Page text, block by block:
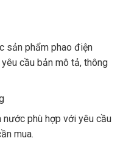
sản phẩm phao điện
cầu bản mô tả, thông
phù hợp với yêu cầu
mua.